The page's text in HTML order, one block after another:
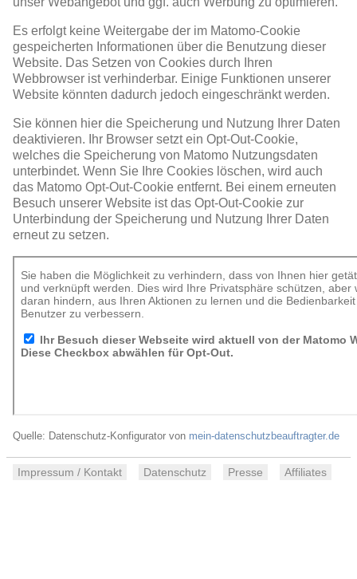
Es erfolgt keine Weitergabe der im Matomo-Cookie
gespeicherten Informationen über die Benutzung dieser
Website. Das Setzen von Cookies durch Ihren
Webbrowser ist verhinderbar. Einige Funktionen unserer
Website könnten dadurch jedoch eingeschränkt werden.
Sie können hier die Speicherung und Nutzung Ihrer Daten
deaktivieren. Ihr Browser setzt ein Opt-Out-Cookie,
welches die Speicherung von Matomo Nutzungsdaten
unterbindet. Wenn Sie Ihre Cookies löschen, wird auch
das Matomo Opt-Out-Cookie entfernt. Bei einem erneuten
Besuch unserer Website ist das Opt-Out-Cookie zur
Unterbindung der Speicherung und Nutzung Ihrer Daten
erneut zu setzen.
Quelle: Datenschutz-Konfigurator von mein-datenschutzbeauftragter.de
Impressum / Kontakt Datenschutz Presse Affiliates